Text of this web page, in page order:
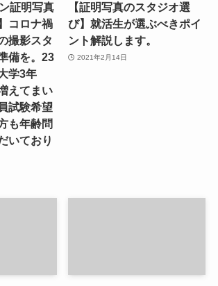
証明写真
コロナ禍
撮影スタ
備を。23
学3年
えてまい
試験希望
も年齢問
いており
【証明写真のスタジオ選
び】就活生が選ぶべきポイ
ント解説します。
2021年2月14日